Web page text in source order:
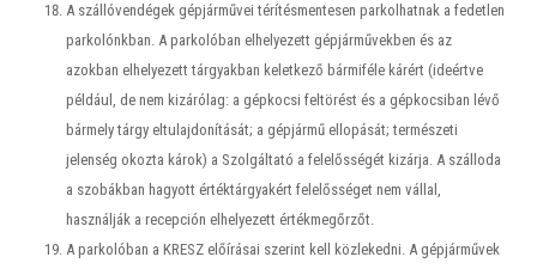
A szállóvendégek gépjárművei térítésmentesen parkolhatnak a fedetlen
parkolónkban. A parkolóban elhelyezett gépjárművekben és az
azokban elhelyezett tárgyakban keletkező bármiféle kárért (ideértve
például, de nem kizárólag: a gépkocsi feltörést és a gépkocsiban lévő
bármely tárgy eltulajdonítását; a gépjármű ellopását; természeti
jelenség okozta károk) a Szolgáltató a felelősségét kizárja. A szálloda
a szobákban hagyott értéktárgyakért felelősséget nem vállal,
használják a recepción elhelyezett értékmegőrzőt.
A parkolóban a KRESZ előírásai szerint kell közlekedni. A gépjárművek